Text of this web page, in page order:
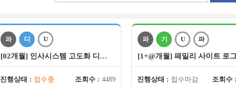
파 디 U
[02개월] 인사시스템 고도화 디…
진행상태 : 접수중 조회수 : 4489
파 기 U 파
[1+@개월] 패밀리 사이트 로
진행상태 : 접수마감
조회수